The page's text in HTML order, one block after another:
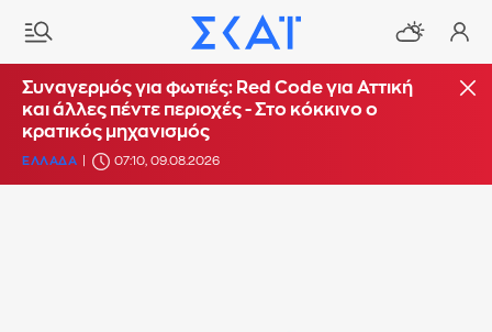
Συναγερμός για φωτιές: Red Code για Αττική
και άλλες πέντε περιοχές - Στο κόκκινο ο
κρατικός μηχανισμός
ΕΛΛΑΔΑ 07:10, 09.08.2026